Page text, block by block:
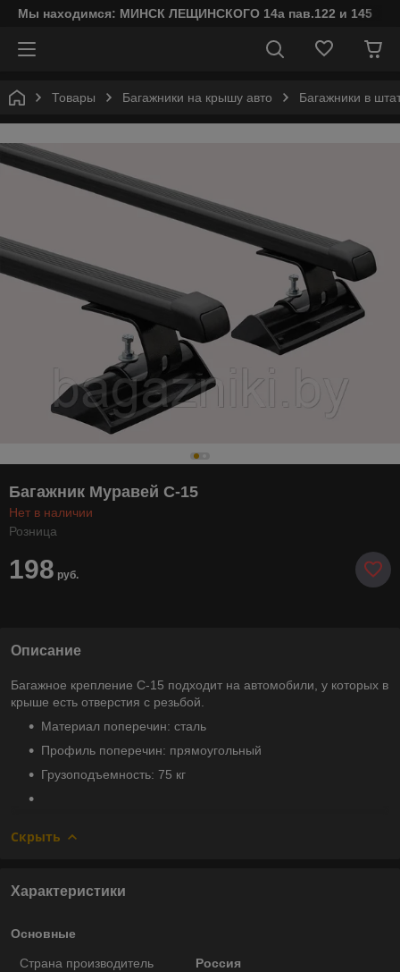
Мы находимся: МИНСК ЛЕЩИНСКОГО 14а пав.122 и 145
Товары Багажники на крышу авто Багажники в
Багажник Муравей С-15
Нет в наличии
Розница
198 руб.
Описание
Багажное крепление С-15 подходит на автомобили, у которых в
крыше есть отверстия с резьбой.
Материал поперечин: сталь
Профиль поперечин: прямоугольный
Грузоподъемность: 75 кг
Скрыть
Характеристики
Основные
Страна производитель
Россия